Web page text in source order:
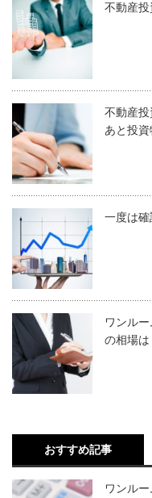
不動産
不動産
あと投
一度は
ワンル
の相場は
おすすめ記事
ワンル